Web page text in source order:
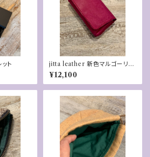
ト
jitta leather 新色マルゴーリ
ラ 「FUKU」財布
¥12,100